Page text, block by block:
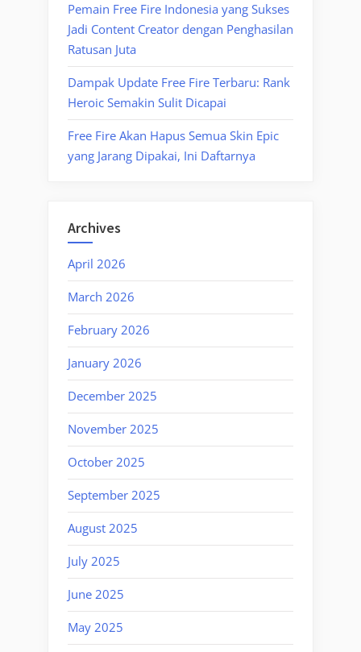
Pemain Free Fire Indonesia yang Sukses
Jadi Content Creator dengan Penghasilan
Ratusan Juta
Dampak Update Free Fire Terbaru: Rank
Heroic Semakin Sulit Dicapai
Free Fire Akan Hapus Semua Skin Epic
yang Jarang Dipakai, Ini Daftarnya
Archives
April 2026
March 2026
February 2026
January 2026
December 2025
November 2025
October 2025
September 2025
August 2025
July 2025
June 2025
May 2025